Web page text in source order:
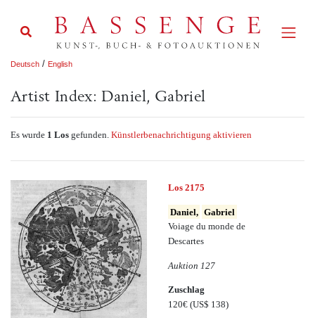
Deutsch / English
Artist Index: Daniel, Gabriel
Es wurde 1 Los gefunden. Künstlerbenachrichtigung aktivieren
Los 2175
Daniel, Gabriel
Voiage du monde de
Descartes
Auktion 127
Zuschlag
120€ (US$ 138)